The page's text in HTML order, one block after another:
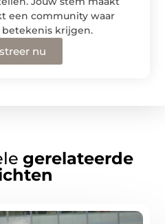
een community waar
krijgen.
nu
gerelateerde